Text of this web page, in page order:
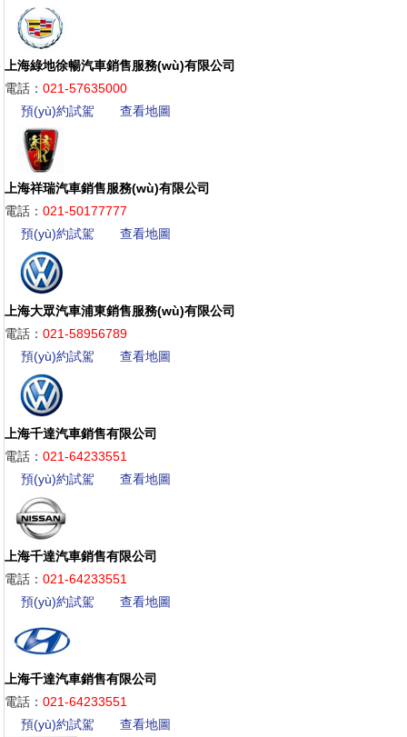
上海綠地徐暢汽車銷售服務(wù)有限公司
電話： 021-57635000
預(yù)約試駕
查看地圖
上海祥瑞汽車銷售服務(wù)有限公司
電話： 021-50177777
預(yù)約試駕
查看地圖
上海大眾汽車浦東銷售服務(wù)有限公司
電話： 021-58956789
預(yù)約試駕
查看地圖
上海千達汽車銷售有限公司
電話： 021-64233551
預(yù)約試駕
查看地圖
上海千達汽車銷售有限公司
電話： 021-64233551
預(yù)約試駕
查看地圖
上海千達汽車銷售有限公司
電話： 021-64233551
預(yù)約試駕
查看地圖